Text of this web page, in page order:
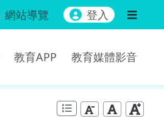
網站導覽 登入
教育APP 教育媒體影音